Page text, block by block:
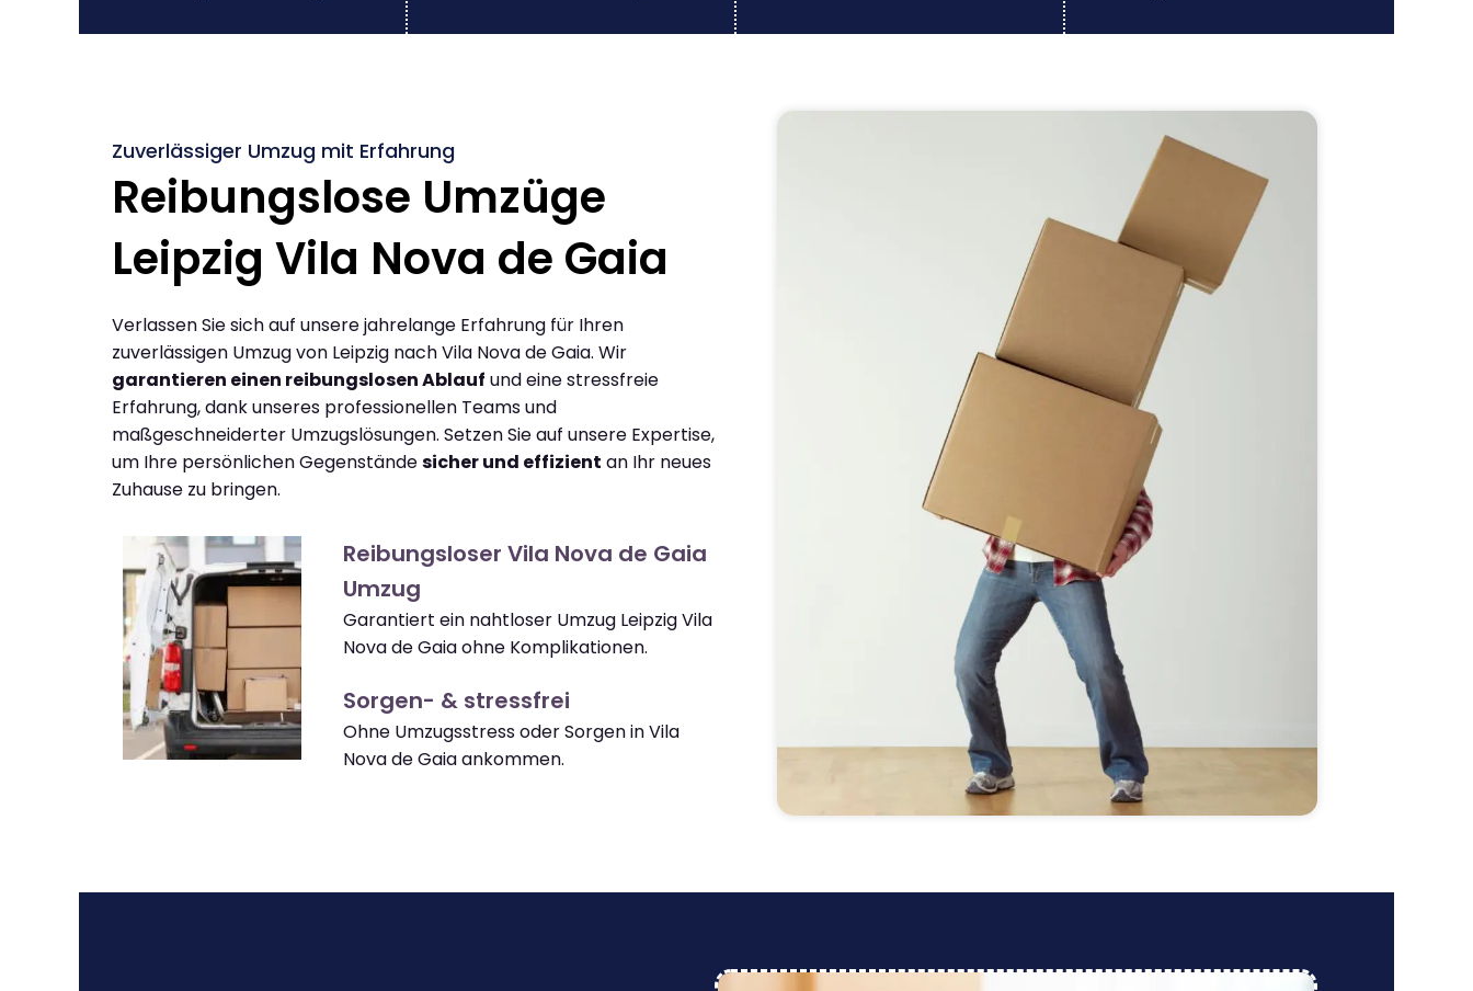
Zuverlässiger Umzug mit Erfahrung
Reibungslose Umzüge
Leipzig Vila Nova de Gaia
Verlassen Sie sich auf unsere jahrelange Erfahrung für Ihren
zuverlässigen Umzug von Leipzig nach Vila Nova de Gaia. Wir
garantieren einen reibungslosen Ablauf und eine stressfreie
Erfahrung, dank unseres professionellen Teams und
maßgeschneiderter Umzugslösungen. Setzen Sie auf unsere Expertise,
um Ihre persönlichen Gegenständesicher und effizient an Ihr neues
Zuhause zu bringen.
Reibungsloser Vila Nova de Gaia
Umzug
Garantiert ein nahtloser Umzug Leipzig Vila
Nova de Gaia ohne Komplikationen.
Sorgen- & stressfrei
Ohne Umzugsstress oder Sorgen in Vila
Nova de Gaia ankommen.